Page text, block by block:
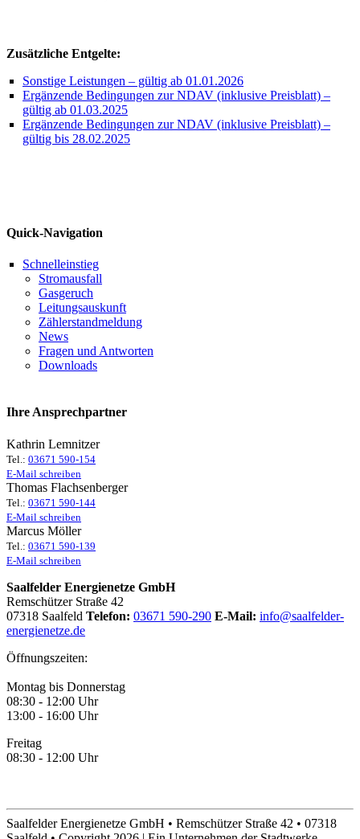
Zusätzliche Entgelte:
Sonstige Leistungen – gültig ab 01.01.2026
Ergänzende Bedingungen zur NDAV (inklusive Preisblatt) –
gültig ab 01.03.2025
Ergänzende Bedingungen zur NDAV (inklusive Preisblatt) –
gültig bis 28.02.2025
Quick-Navigation
Schnelleinstieg
Stromausfall
Gasgeruch
Leitungsauskunft
Zählerstandmeldung
News
Fragen und Antworten
Downloads
Ihre Ansprechpartner
Kathrin Lemnitzer
Tel.: 03671 590-154
E-Mail schreiben
Thomas Flachsenberger
Tel.: 03671 590-144
E-Mail schreiben
Marcus Möller
Tel.: 03671 590-139
E-Mail schreiben
Saalfelder Energienetze GmbH
Remschützer Straße 42
07318 Saalfeld Telefon: 03671 590-290 E-Mail: info@saalfelder-
energienetze.de
Öffnungszeiten:
Montag bis Donnerstag
08:30 - 12:00 Uhr
13:00 - 16:00 Uhr
Freitag
08:30 - 12:00 Uhr
Saalfelder Energienetze GmbH • Remschützer Straße 42 • 07318